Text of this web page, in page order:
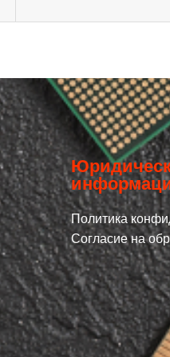
Политика
Согласие на